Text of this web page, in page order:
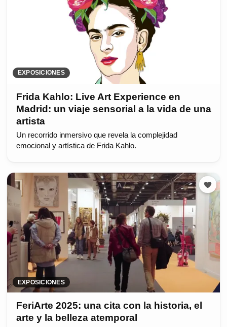
EXPOSICIONES
Frida Kahlo: Live Art Experience en
Madrid: un viaje sensorial a la vida de una
artista
Un recorrido inmersivo que revela la complejidad
emocional y artística de Frida Kahlo.
EXPOSICIONES
FeriArte 2025: una cita con la historia, el
arte y la belleza atemporal